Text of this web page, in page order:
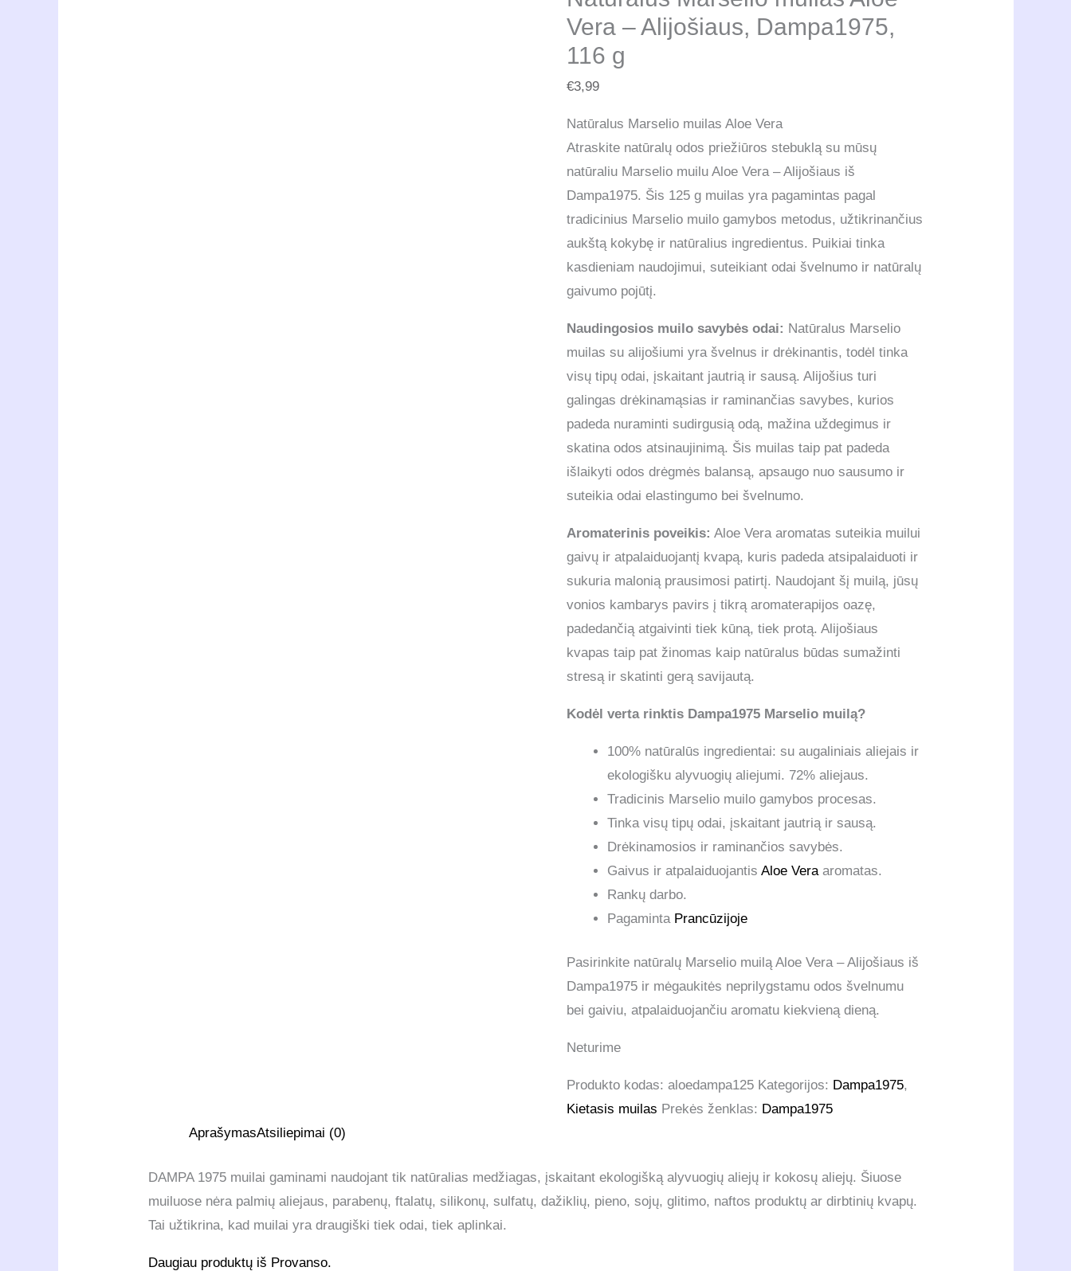
Vera – Alijošiaus, Dampa1975,
116 g
€3,99
Natūralus Marselio muilas Aloe Vera
Atraskite natūralų odos priežiūros stebuklą su mūsų
natūraliu Marselio muilu Aloe Vera – Alijošiaus iš
Dampa1975. Šis 125 g muilas yra pagamintas pagal
tradicinius Marselio muilo gamybos metodus, užtikrinančius
aukštą kokybę ir natūralius ingredientus. Puikiai tinka
kasdieniam naudojimui, suteikiant odai švelnumo ir natūralų
gaivumo pojūtį.
Naudingosios muilo savybės odai: Natūralus Marselio
muilas su alijošiumi yra švelnus ir drėkinantis, todėl tinka
visų tipų odai, įskaitant jautrią ir sausą. Alijošius turi
galingas drėkinamąsias ir raminančias savybes, kurios
padeda nuraminti sudirgusią odą, mažina uždegimus ir
skatina odos atsinaujinimą. Šis muilas taip pat padeda
išlaikyti odos drėgmės balansą, apsaugo nuo sausumo ir
suteikia odai elastingumo bei švelnumo.
Aromaterinis poveikis: Aloe Vera aromatas suteikia muilui
gaivų ir atpalaiduojantį kvapą, kuris padeda atsipalaiduoti ir
sukuria malonią prausimosi patirtį. Naudojant šį muilą, jūsų
vonios kambarys pavirs į tikrą aromaterapijos oazę,
padedančią atgaivinti tiek kūną, tiek protą. Alijošiaus
kvapas taip pat žinomas kaip natūralus būdas sumažinti
stresą ir skatinti gerą savijautą.
Kodėl verta rinktis Dampa1975 Marselio muilą?
100% natūralūs ingredientai: su augaliniais aliejais ir
ekologišku alyvuogių aliejumi. 72% aliejaus.
Tradicinis Marselio muilo gamybos procesas.
Tinka visų tipų odai, įskaitant jautrią ir sausą.
Drėkinamosios ir raminančios savybės.
Gaivus ir atpalaiduojantis Aloe Veraaromatas.
Rankų darbo.
Pagaminta Prancūzijoje
Pasirinkite natūralų Marselio muilą Aloe Vera – Alijošiaus iš
Dampa1975 ir mėgaukitės neprilygstamu odos švelnumu
bei gaiviu, atpalaiduojančiu aromatu kiekvieną dieną.
Neturime
Produkto kodas: aloedampa125 Kategorijos: Dampa1975,
Kietasis muilas Prekės ženklas: Dampa1975
AprašymasAtsiliepimai (0)
DAMPA 1975 muilai gaminami naudojant tik natūralias medžiagas, įskaitant ekologišką alyvuogių aliejų ir kokosų aliejų. Šiuose
muiluose nėra palmių aliejaus, parabenų, ftalatų, silikonų, sulfatų, dažiklių, pieno, sojų, glitimo, naftos produktų ar dirbtinių kvapų​​.
Tai užtikrina, kad muilai yra draugiški tiek odai, tiek aplinkai.
Daugiau produktų iš Provanso.